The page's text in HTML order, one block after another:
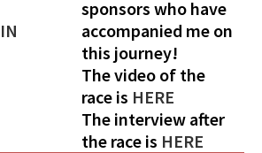
sponsors who have
accompanied me on
this journey!
The video of the
race is HERE
The interview after
the race is HERE